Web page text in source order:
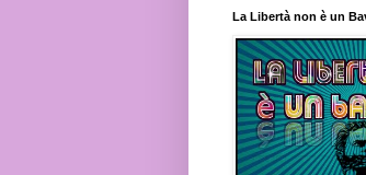
La Libertà non è un